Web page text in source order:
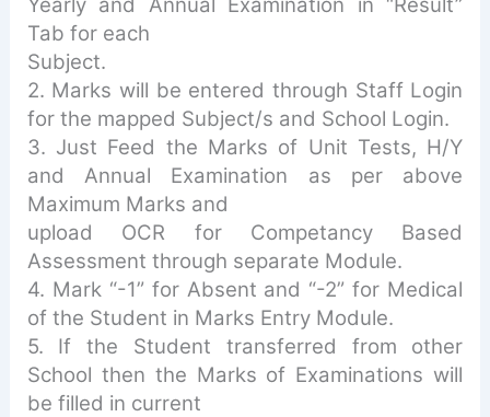
Tab for each
Subject.
2. Marks will be entered through Staff Login
for the mapped Subject/s and School Login.
3. Just Feed the Marks of Unit Tests, H/Y
and Annual Examination as per above
Maximum Marks and
upload OCR for Competancy Based
Assessment through separate Module.
4. Mark “-1” for Absent and “-2” for Medical
of the Student in Marks Entry Module.
5. If the Student transferred from other
School then the Marks of Examinations will
be filled in current